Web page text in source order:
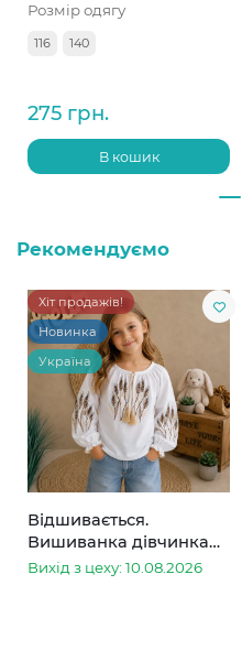
Розмір одягу
116 140
275 грн.
В кошик
Рекомендуємо
Хіт продажів!
Новинка
Україна
Відшивається.
Вишиванка дівчинка
колоски
Вихід з цеху: 10.08.2026